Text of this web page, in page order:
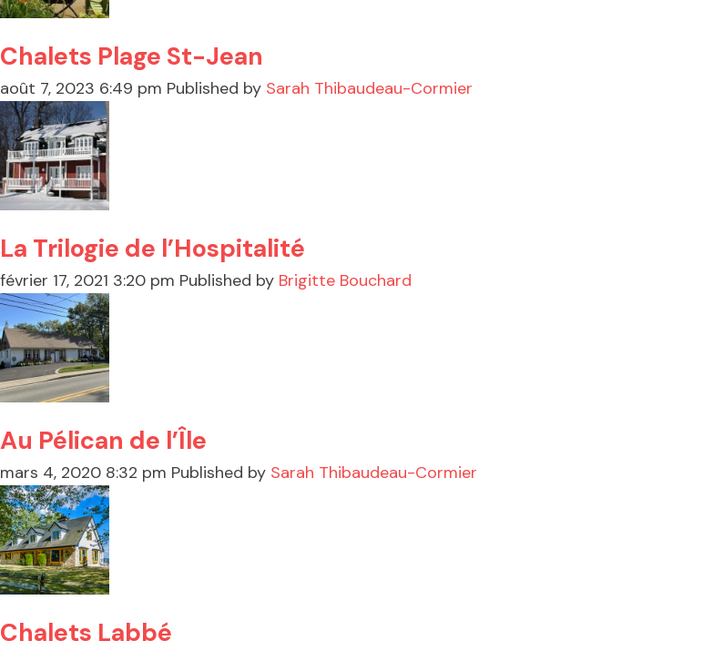
Chalets Plage St-Jean
août 7, 2023 6:49 pm Published by Sarah Thibaudeau-Cormier
La Trilogie de l’Hospitalité
février 17, 2021 3:20 pm Published by Brigitte Bouchard
Au Pélican de l’Île
mars 4, 2020 8:32 pm Published by Sarah Thibaudeau-Cormier
Chalets Labbé